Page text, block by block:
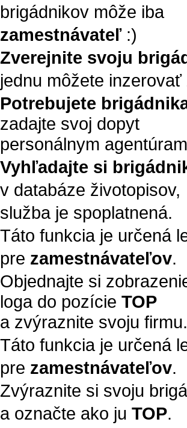
brigádnikov môže iba
zamestnávateľ:)
Zverejnite svoju
jednu môžete inzerovať
Potrebujete
zadajte svoj dopyt
personálnym
Vyhľadajte si
v databáze životopisov,
služba je spoplatnená.
Táto funkcia je určená
pre zamestnávateľov.
Objednajte si
loga do pozície TOP
a zvýraznite svoju firmu.
Táto funkcia je určená
pre zamestnávateľov.
Zvýraznite si svoju
a označte ako ju TOP.